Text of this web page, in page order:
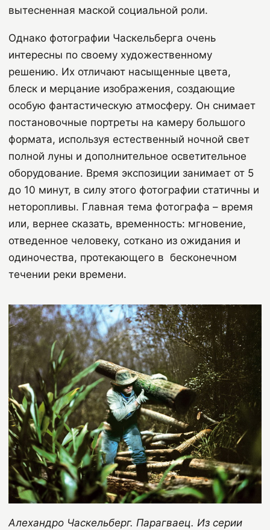
вытесненная маской социальной роли.
Однако фотографии Часкельберга очень
интересны по своему художественному
решению. Их отличают насыщенные цвета,
блеск и мерцание изображения, создающие
особую фантастическую атмосферу. Он снимает
постановочные портреты на камеру большого
формата, используя естественный ночной свет
полной луны и дополнительное осветительное
оборудование. Время экспозиции занимает от 5
до 10 минут, в силу этого фотографии статичны и
неторопливы. Главная тема фотографа – время
или, вернее сказать, временность: мгновение,
отведенное человеку, соткано из ожидания и
одиночества, протекающего в бесконечном
течении реки времени.
Алехандро Часкельберг. Парагваец. Из серии